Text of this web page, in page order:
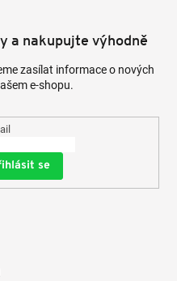
a nakupujte výhodně
zasílat informace o nových
e-shopu.
se